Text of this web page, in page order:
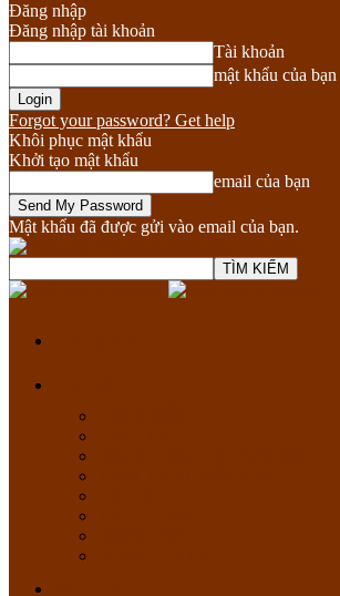
Đăng nhập
Đăng nhập tài khoản
Tài khoản
mật khẩu của bạn
Forgot your password? Get help
Khôi phục mật khẩu
Khởi tạo mật khẩu
email của bạn
Mật khẩu đã được gửi vào email của bạn.